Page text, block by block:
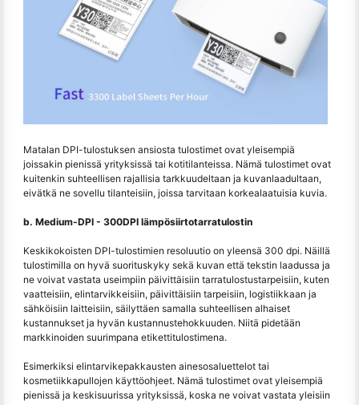
Matalan DPI-tulostuksen ansiosta tulostimet ovat yleisempiä
joissakin pienissä yrityksissä tai kotitilanteissa. Nämä tulostimet ovat
kuitenkin suhteellisen rajallisia tarkkuudeltaan ja kuvanlaadultaan,
eivätkä ne sovellu tilanteisiin, joissa tarvitaan korkealaatuisia kuvia.
b. Medium-DPI - 300DPI lämpösiirtotarratulostin
Keskikokoisten DPI-tulostimien resoluutio on yleensä 300 dpi. Näillä
tulostimilla on hyvä suorituskyky sekä kuvan että tekstin laadussa ja
ne voivat vastata useimpiin päivittäisiin tarratulostustarpeisiin, kuten
vaatteisiin, elintarvikkeisiin, päivittäisiin tarpeisiin, logistiikkaan ja
sähköisiin laitteisiin, säilyttäen samalla suhteellisen alhaiset
kustannukset ja hyvän kustannustehokkuuden. Niitä pidetään
markkinoiden suurimpana etikettitulostimena.
Esimerkiksi elintarvikepakkausten ainesosaluettelot tai
kosmetiikkapullojen käyttöohjeet. Nämä tulostimet ovat yleisempiä
pienissä ja keskisuurissa yrityksissä, koska ne voivat vastata yleisiin